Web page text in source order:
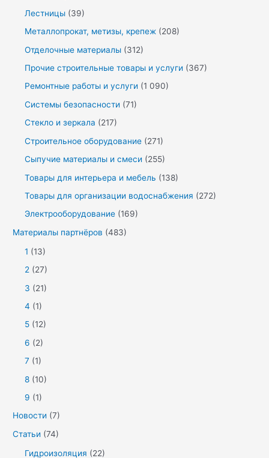
Лестницы (39)
Металлопрокат, метизы, крепеж (208)
Отделочные материалы (312)
Прочие строительные товары и услуги (367)
Ремонтные работы и услуги (1 090)
Системы безопасности (71)
Стекло и зеркала (217)
Строительное оборудование (271)
Сыпучие материалы и смеси (255)
Товары для интерьера и мебель (138)
Товары для организации водоснабжения (272)
Электрооборудование (169)
Материалы партнёров (483)
1 (13)
2 (27)
3 (21)
4 (1)
5 (12)
6 (2)
7 (1)
8 (10)
9 (1)
Новости (7)
Статьи (74)
Гидроизоляция (22)